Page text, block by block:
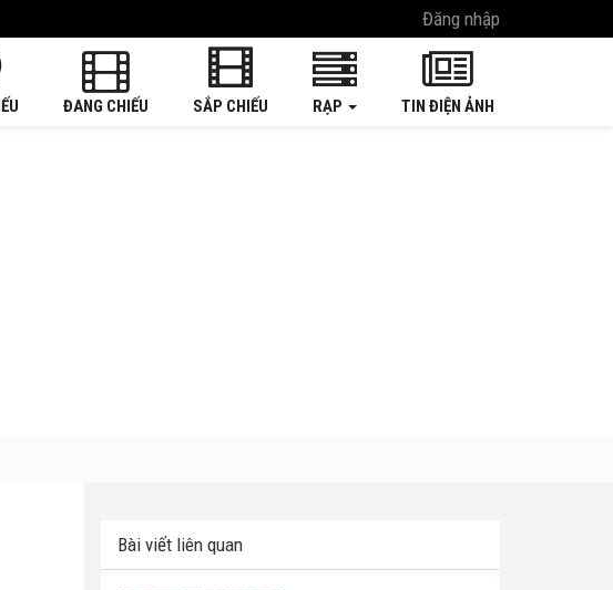
Đăng nhập
ĐANG CHIẾU SẮP CHIẾU RẠP TIN ĐIỆN ẢNH
Bài viết liên quan